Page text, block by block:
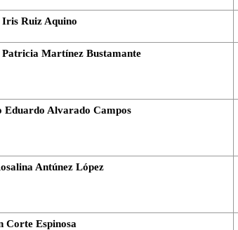
Iris Ruiz Aquino
Patricia Martínez Bustamante
Eduardo Alvarado Campos
Antúnez López
Corte Espinosa